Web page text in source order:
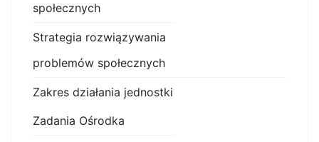
społecznych
Strategia rozwiązywania
problemów społecznych
Zakres działania jednostki
Zadania Ośrodka